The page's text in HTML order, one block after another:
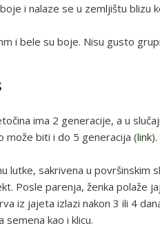
i nalaze se u zemljištu blizu
i bele su boje. Nisu gusto
ima 2 generacije, a u
može biti i do 5 generacija (link).
lutke, sakrivena u površinskim
Posle parenja, ženka polaže
iz jajeta izlazi nakon 3 ili 4
kao i klicu.